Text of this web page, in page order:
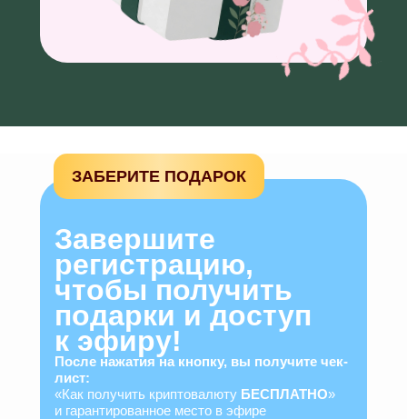
Завершите
регистрацию,
чтобы получить
подарки и доступ
к эфиру!
После нажатия на кнопку, вы получите чек-
лист:
«Как получить криптовалюту БЕСПЛАТНО»
и гарантированное место в эфире
ЗАБЕРИТЕ ПОДАРОК